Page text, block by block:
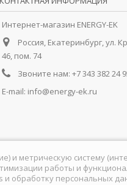
Интернет-магазин ENERGY-EK
Россия, Екатеринбург, ул.
46, пом. 74
Звоните нам: +7 343 382 24
E-mail: info@energy-ek.ru
и метрическую систему
работы и
обработку персональных